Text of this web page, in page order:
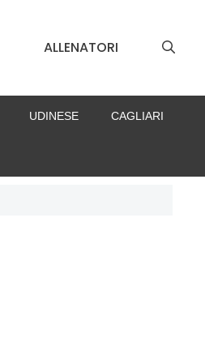
ALLENATORI
UDINESE CAGLIARI